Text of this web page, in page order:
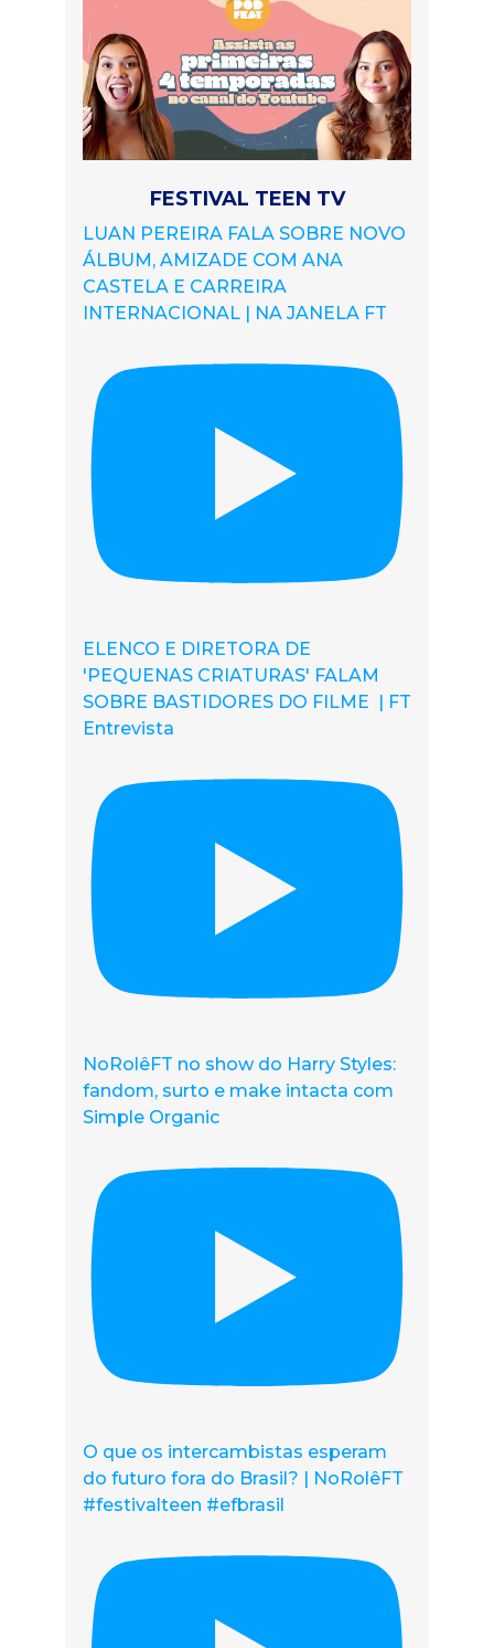
FESTIVAL TEEN TV
LUAN PEREIRA FALA SOBRE NOVO
ÁLBUM, AMIZADE COM ANA
CASTELA E CARREIRA
INTERNACIONAL | NA JANELA FT
ELENCO E DIRETORA DE
'PEQUENAS CRIATURAS' FALAM
SOBRE BASTIDORES DO FILME | FT
Entrevista
NoRolêFT no show do Harry Styles:
fandom, surto e make intacta com
Simple Organic
O que os intercambistas esperam
do futuro fora do Brasil? | NoRolêFT
#festivalteen #efbrasil